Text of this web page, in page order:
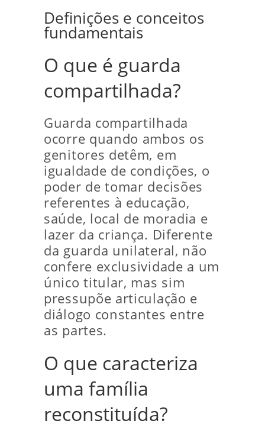
Definições e conceitos
fundamentais
O que é guarda
compartilhada?
Guarda compartilhada
ocorre quando ambos os
genitores detêm, em
igualdade de condições, o
poder de tomar decisões
referentes à educação,
saúde, local de moradia e
lazer da criança. Diferente
da guarda unilateral, não
confere exclusividade a um
único titular, mas sim
pressupõe articulação e
diálogo constantes entre
as partes.
O que caracteriza
uma família
reconstituída?